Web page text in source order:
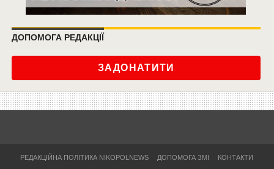
ДОПОМОГА РЕДАКЦІЇ
ЗАДОНАТИТИ
РЕДАКЦІЙНА ПОЛІТИКА NIKOPOLNEWS ДОПОМОГА ЗМІ КОНТАКТИ